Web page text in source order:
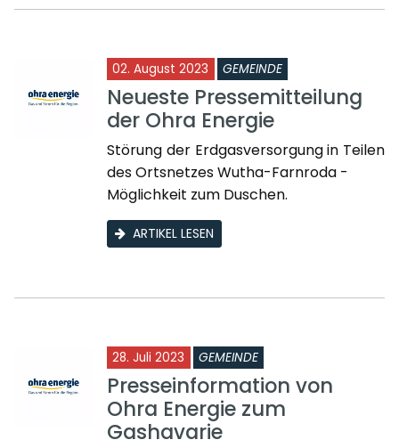
02. August 2023 GEMEINDE
Neueste Pressemitteilung
der Ohra Energie
Störung der Erdgasversorgung in Teilen
des Ortsnetzes Wutha-Farnroda -
Möglichkeit zum Duschen.
ARTIKEL LESEN
28. Juli 2023 GEMEINDE
Presseinformation von
Ohra Energie zum
Gashavarie